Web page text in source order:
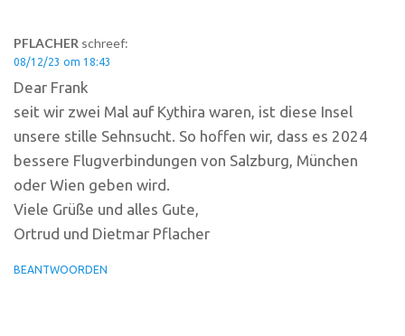
PFLACHER schreef:
08/12/23 om 18:43
Dear Frank
seit wir zwei Mal auf Kythira waren, ist diese Insel
unsere stille Sehnsucht. So hoffen wir, dass es 2024
bessere Flugverbindungen von Salzburg, München
oder Wien geben wird.
Viele Grüße und alles Gute,
Ortrud und Dietmar Pflacher
BEANTWOORDEN